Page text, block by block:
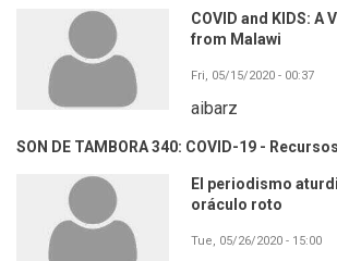
COVID and KIDS: A
from Malawi
Fri, 05/15/2020 - 00:37
aibarz
SON DE TAMBORA 340: COVID-19 -
El periodismo
oráculo roto
Tue, 05/26/2020 - 15:00